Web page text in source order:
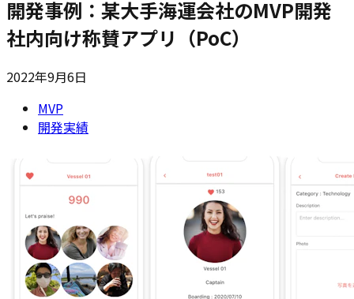
開発事例：某大手海運会社のMVP開発
社内向け称賛アプリ（PoC）
2022年9月6日
MVP
開発実績